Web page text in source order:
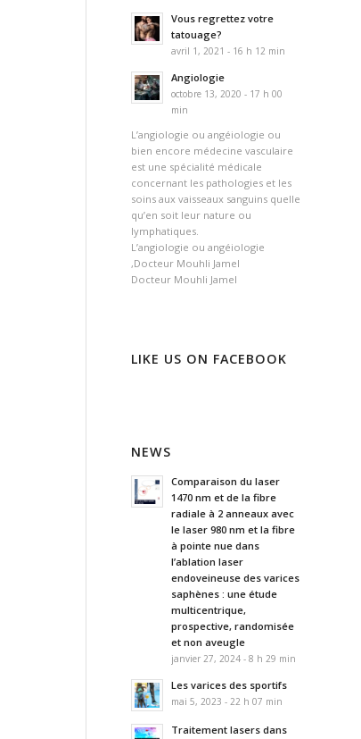
Vous regrettez votre
tatouage?
avril 1, 2021 - 16 h 12 min
Angiologie
octobre 13, 2020 - 17 h 00
min
L’angiologie ou angéiologie ou
bien encore médecine vasculaire
est une spécialité médicale
concernant les pathologies et les
soins aux vaisseaux sanguins quelle
qu’en soit leur nature ou
lymphatiques.
L’angiologie ou angéiologie
,Docteur Mouhli Jamel
Docteur Mouhli Jamel
LIKE US ON FACEBOOK
NEWS
Comparaison du laser
1470 nm et de la fibre
radiale à 2 anneaux avec
le laser 980 nm et la fibre
à pointe nue dans
l’ablation laser
endoveineuse des varices
saphènes : une étude
multicentrique,
prospective, randomisée
et non aveugle
janvier 27, 2024 - 8 h 29 min
Les varices des sportifs
mai 5, 2023 - 22 h 07 min
Traitement lasers dans